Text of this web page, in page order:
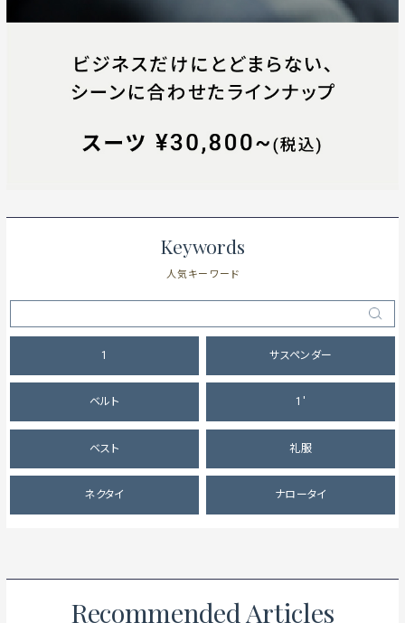
Keywords
人気キーワード
1 サスペンダー
ベルト 1'
ベスト 礼服
ネクタイ ナロータイ
Recommended Articles